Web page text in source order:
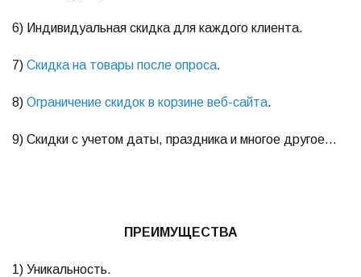
6) Индивидуальная скидка для каждого клиента.
7) Скидка на товары после опроса.
8) Ограничение скидок в корзине веб-сайта.
9) Скидки с учетом даты, праздника и многое другое…
ПРЕИМУЩЕСТВА
1) Уникальность.